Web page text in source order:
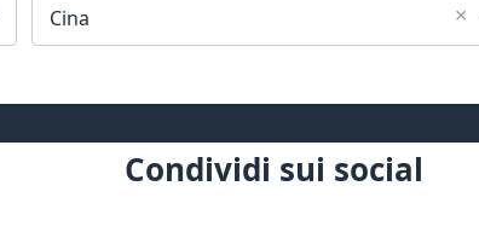
Cina ×
Condividi sui social